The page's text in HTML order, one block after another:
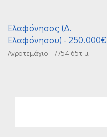
Ελαφόνησος (Δ.
Ελαφόνησου) - 250.000€
Αγροτεμάχιο - 7754,65τ.μ